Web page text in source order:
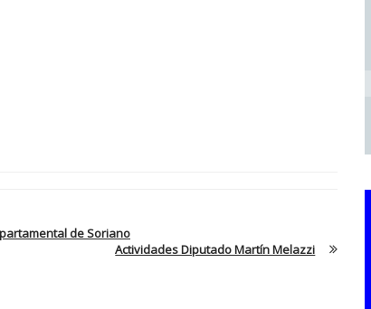
de Soriano
Actividades Diputado Martín Melazzi